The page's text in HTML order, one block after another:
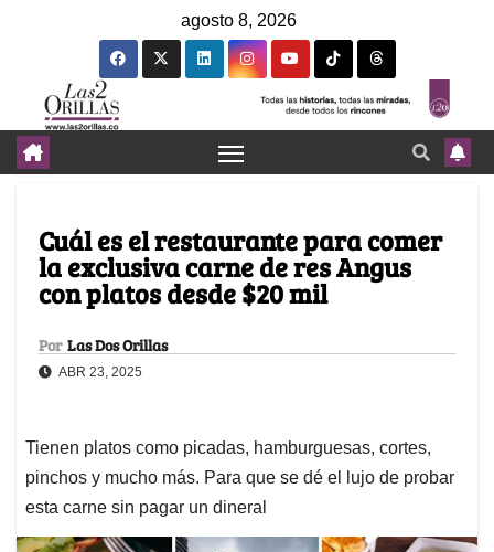
agosto 8, 2026
Cuál es el restaurante para comer
la exclusiva carne de res Angus
con platos desde $20 mil
Por Las Dos Orillas
ABR 23, 2025
Tienen platos como picadas, hamburguesas, cortes,
pinchos y mucho más. Para que se dé el lujo de probar
esta carne sin pagar un dineral